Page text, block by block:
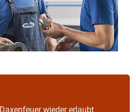
Daxenfeuer wieder erlaubt